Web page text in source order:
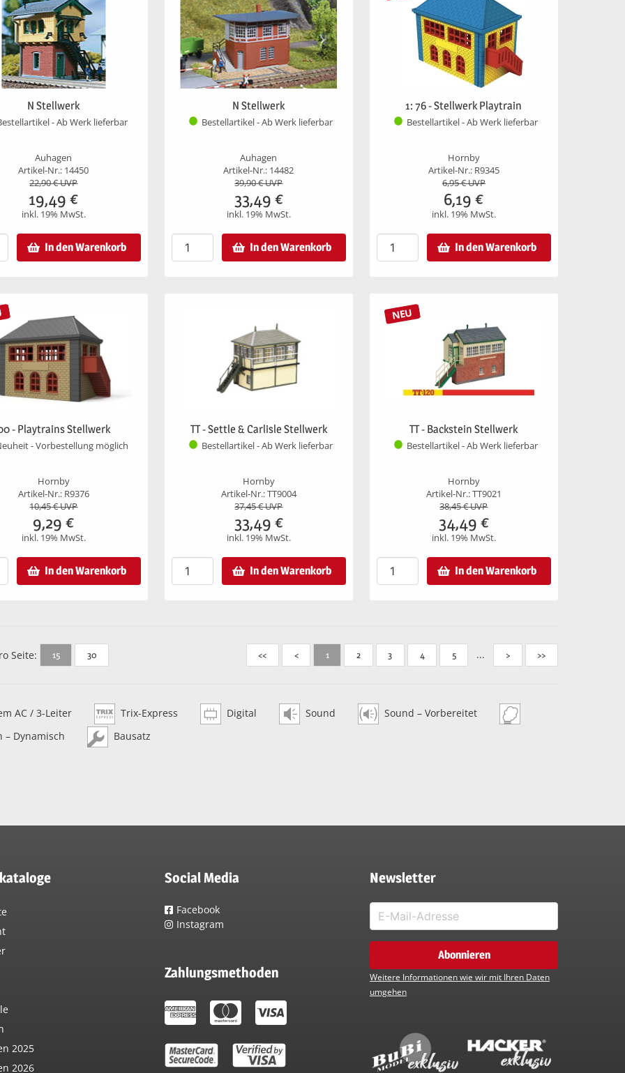
N Stellwerk
- Ab Werk lieferbar
Auhagen
Artikel-Nr.: 14450
22,90€ UVP
19,49 €
inkl. 19% MwSt.
In den Warenkorb
N Stellwerk
Bestellartikel - Ab Werk lieferbar
Auhagen
Artikel-Nr.: 14482
39,90€ UVP
33,49 €
inkl. 19% MwSt.
In den Warenkorb
1: 76 - Stellwerk Playtrain
Bestellartikel - Ab Werk lieferbar
Hornby
Artikel-Nr.: R9345
6,95€ UVP
6,19 €
inkl. 19% MwSt.
In den Warenkorb
- Playtrains Stellwerk
- Vorbestellung möglich
Hornby
Artikel-Nr.: R9376
10,45€ UVP
9,29 €
inkl. 19% MwSt.
In den Warenkorb
TT - Settle & Carlisle Stellwerk
Bestellartikel - Ab Werk lieferbar
Hornby
Artikel-Nr.: TT9004
37,45€ UVP
33,49 €
inkl. 19% MwSt.
In den Warenkorb
NEU
TT - Backstein Stellwerk
Bestellartikel - Ab Werk lieferbar
Hornby
Artikel-Nr.: TT9021
38,45€ UVP
34,49 €
inkl. 19% MwSt.
In den Warenkorb
Seite: 15 30 << < 1 2 3 4 5 ... > >>
AC / 3-Leiter Trix-Express Digital Sound
Sound – Vorbereitet
– Dynamisch
Bausatz
2025
2026
Social Media
Facebook
Instagram
Zahlungsmethoden
Newsletter
Weitere Informationen wie wir mit Ihren Daten
umgehen